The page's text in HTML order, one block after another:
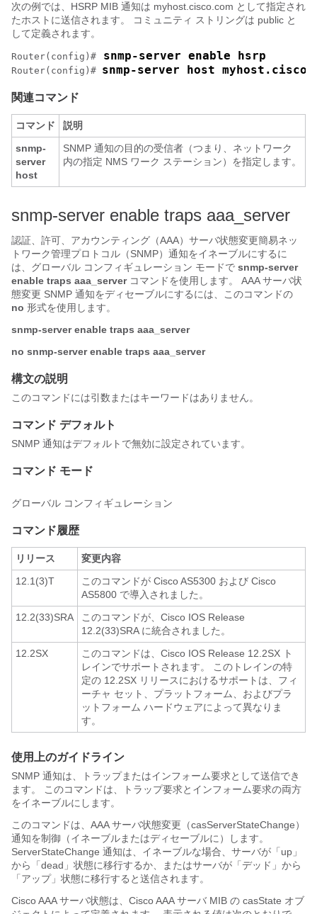
次の例では、HSRP MIB 通知は myhost.cisco.com として指定され
たホストに送信されます。 コミュニティ ストリングは public と
して定義されます。
Router(config)# snmp-server enable hsrp
Router(config)# snmp-server host
関連コマンド
コマンド
説明
snmp-
server
host
SNMP 通知の目的の受信者（つまり、ネットワーク
内の指定 NMS ワーク ステーション）を指定します。
snmp-server enable traps aaa_server
認証、許可、アカウンティング（AAA）サーバ状態変更簡易ネッ
トワーク管理プロトコル（SNMP）通知をイネーブルにするに
は、グローバル コンフィギュレーション モードで snmp-server
enable traps aaa_serverコマンドを使用します。 AAA サーバ状
態変更 SNMP 通知をディセーブルにするには、このコマンドの
no 形式を使用します。
snmp-server enable traps aaa_server
no snmp-server enable traps aaa_server
構文の説明
このコマンドには引数またはキーワードはありません。
コマンド デフォルト
SNMP 通知はデフォルトで無効に設定されています。
コマンド モード
グローバル コンフィギュレーション
コマンド履歴
リリース
変更内容
12.1(3)T
このコマンドが Cisco AS5300 および Cisco
AS5800 で導入されました。
12.2(33)SRA
このコマンドが、Cisco IOS Release
12.2(33)SRA に統合されました。
12.2SX
このコマンドは、Cisco IOS Release 12.2SX ト
レインでサポートされます。 このトレインの特
定の 12.2SX リリースにおけるサポートは、フィ
ーチャ セット、プラットフォーム、およびプラ
ットフォーム ハードウェアによって異なりま
す。
使用上のガイドライン
SNMP 通知は、トラップまたはインフォーム要求として送信でき
ます。 このコマンドは、トラップ要求とインフォーム要求の両方
をイネーブルにします。
このコマンドは、AAA サーバ状態変更（casServerStateChange）
通知を制御（イネーブルまたはディセーブルに）します。
ServerStateChange 通知は、イネーブルな場合、サーバが「up」
から「dead」状態に移行するか、またはサーバが「デッド」から
「アップ」状態に移行すると送信されます。
Cisco AAA サーバ状態は、Cisco AAA サーバ MIB の casState オブ